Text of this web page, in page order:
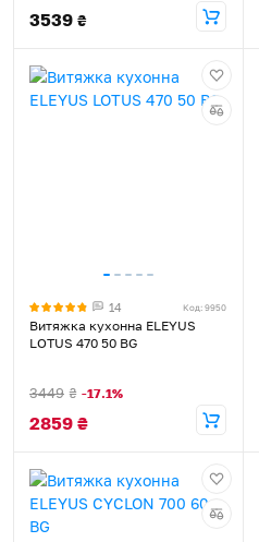
3539 ₴
14 Код: 9950
Витяжка кухонна ELEYUS
LOTUS 470 50 BG
3449 ₴ -17.1%
2859 ₴